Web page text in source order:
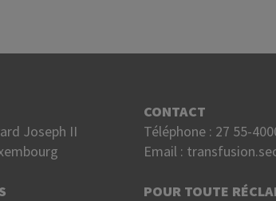
Joseph II
CONTACT
Téléphone : 27 55-
Email :
POUR TOUTE